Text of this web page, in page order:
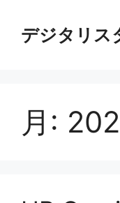
デジタリス
月: